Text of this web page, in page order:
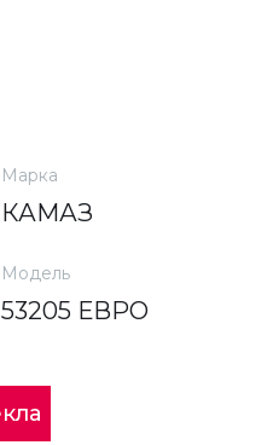
Марка
КАМАЗ
Модель
53205 ЕВРО